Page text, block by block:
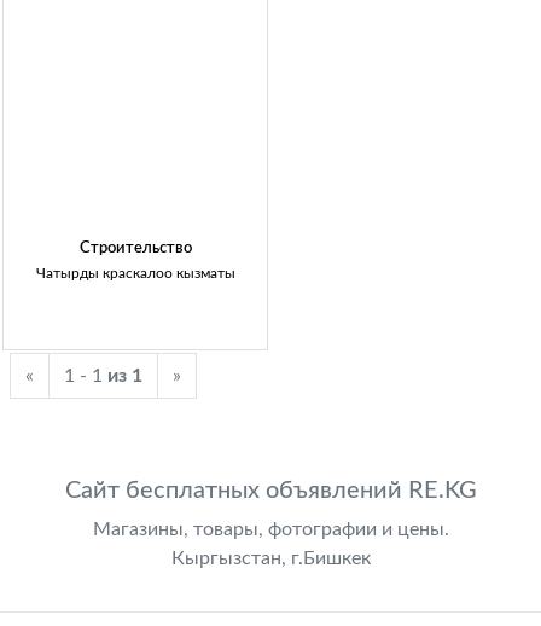
Строительство
Чатырды краскалоо кызматы
« 1 - 1 из 1 »
Сайт бесплатных объявлений RE.KG
Магазины, товары, фотографии и цены.
Кыргызстан, г.Бишкек